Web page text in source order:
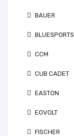
BAUER
BLUESPORTS
CCM
CUB CADET
EASTON
EOVOLT
FISCHER